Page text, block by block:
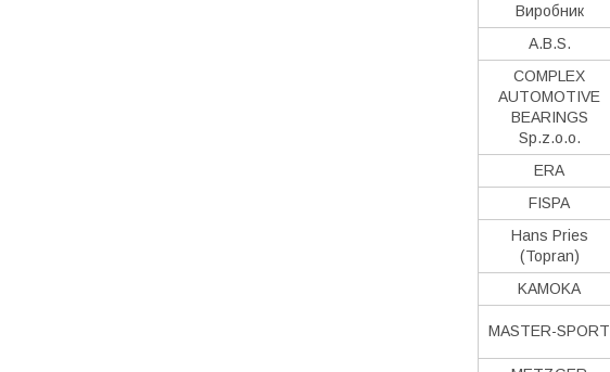
Виробник
A.B.S.
COMPLEX
AUTOMOTIVE
BEARINGS
Sp.z.o.o.
ERA
FISPA
Hans Pries
(Topran)
KAMOKA
MASTER-SPORT